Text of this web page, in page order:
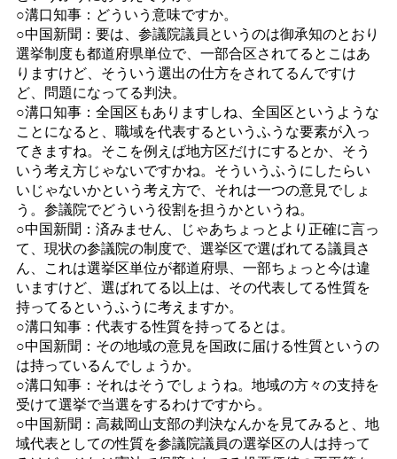
○溝口知事：どういう意味ですか。
○中国新聞：要は、参議院議員というのは御承知のとおり
選挙制度も都道府県単位で、一部合区されてるとこはあ
りますけど、そういう選出の仕方をされてるんですけ
ど、問題になってる判決。
○溝口知事：全国区もありますしね、全国区というような
ことになると、職域を代表するというふうな要素が入っ
てきますね。そこを例えば地方区だけにするとか、そう
いう考え方じゃないですかね。そういうふうにしたらい
いじゃないかという考え方で、それは一つの意見でしょ
う。参議院でどういう役割を担うかというね。
○中国新聞：済みません、じゃあちょっとより正確に言っ
て、現状の参議院の制度で、選挙区で選ばれてる議員さ
ん、これは選挙区単位が都道府県、一部ちょっと今は違
いますけど、選ばれてる以上は、その代表してる性質を
持ってるというふうに考えますか。
○溝口知事：代表する性質を持ってるとは。
○中国新聞：その地域の意見を国政に届ける性質というの
は持っているんでしょうか。
○溝口知事：それはそうでしょうね。地域の方々の支持を
受けて選挙で当選をするわけですから。
○中国新聞：高裁岡山支部の判決なんかを見てみると、地
域代表としての性質を参議院議員の選挙区の人は持って